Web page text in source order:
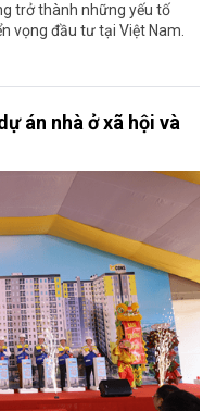
trở thành những yếu tố
vọng đầu tư tại Việt Nam.
án nhà ở xã hội và